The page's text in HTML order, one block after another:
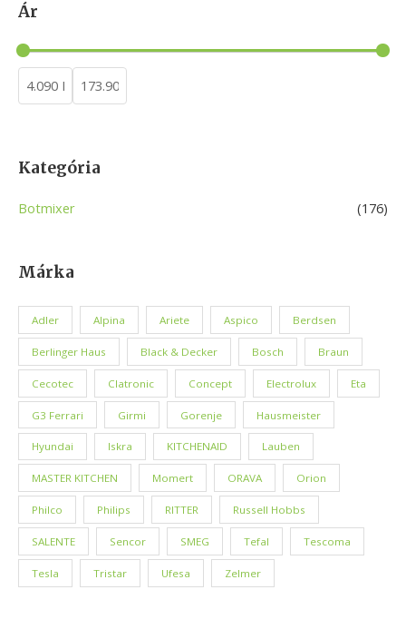
r
c
h
Ár
Kategória
Botmixer (176)
Márka
Adler Alpina Ariete Aspico Berdsen
Berlinger Haus Black & Decker Bosch Braun
Cecotec Clatronic Concept Electrolux Eta
G3 Ferrari Girmi Gorenje Hausmeister
Hyundai Iskra KITCHENAID Lauben
MASTER KITCHEN Momert ORAVA Orion
Philco Philips RITTER Russell Hobbs
SALENTE Sencor SMEG Tefal Tescoma
Tesla Tristar Ufesa Zelmer